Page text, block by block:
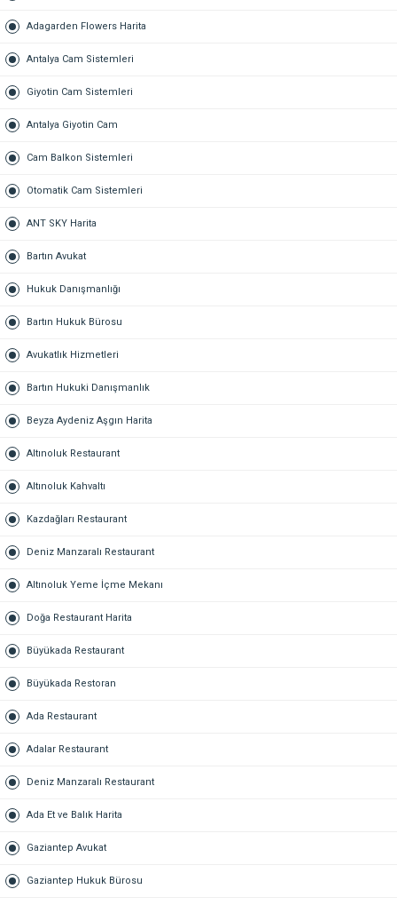
Adagarden Flowers Harita
Antalya Cam Sistemleri
Giyotin Cam Sistemleri
Antalya Giyotin Cam
Cam Balkon Sistemleri
Otomatik Cam Sistemleri
ANT SKY Harita
Bartın Avukat
Hukuk Danışmanlığı
Bartın Hukuk Bürosu
Avukatlık Hizmetleri
Bartın Hukuki Danışmanlık
Beyza Aydeniz Aşgın Harita
Altınoluk Restaurant
Altınoluk Kahvaltı
Kazdağları Restaurant
Deniz Manzaralı Restaurant
Altınoluk Yeme İçme Mekanı
Doğa Restaurant Harita
Büyükada Restaurant
Büyükada Restoran
Ada Restaurant
Adalar Restaurant
Deniz Manzaralı Restaurant
Ada Et ve Balık Harita
Gaziantep Avukat
Gaziantep Hukuk Bürosu